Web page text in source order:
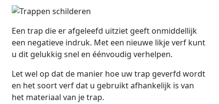
Een trap die er afgeleefd uitziet geeft onmiddellijk
een negatieve indruk. Met een nieuwe likje verf kunt
u dit gelukkig snel en éénvoudig verhelpen.
Let wel op dat de manier hoe uw trap geverfd wordt
en het soort verf dat u gebruikt afhankelijk is van
het materiaal van je trap.